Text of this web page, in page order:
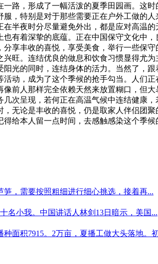
路，形成了一幅活泼的夏季田园画。这时
，特别是对于那些需要正在户外工做的
半夜时分尽量避免外出，都是应对高温
有着深挚的底蕴。正在中国保守文化中
享丰收的喜悦，享受美食，举行一些保
旺。连结优良的做息和饮食习惯显得尤
光的同时，连结身体的活力。当然了，
动，成为了这个季候的抢手勾当。人们
前人那样完全依赖天然来放置糊口，但
次呈现，若何正在高温气候中连结健康
无论是丰收的喜悦，仍是取家人伴侣团
给本人留一点时间，去感触感染这个季候
，需要按照粗细进行细心挑选，接着再...
名小我。中国讲话人林剑13日暗示，美国...
面积7915。2万亩，夏播工做大头落地。